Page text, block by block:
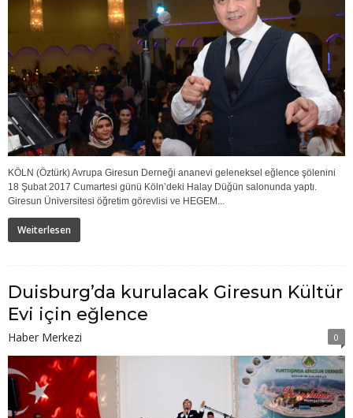
KÖLN (Öztürk) Avrupa Giresun Derneği ananevi geleneksel eğlence şölenini
18 Şubat 2017 Cumartesi günü Köln’deki Halay Düğün salonunda yaptı.
Giresun Üniversitesi öğretim görevlisi ve HEGEM...
Weiterlesen
Duisburg’da kurulacak Giresun Kültür
Evi için eğlence
Haber Merkezi 0